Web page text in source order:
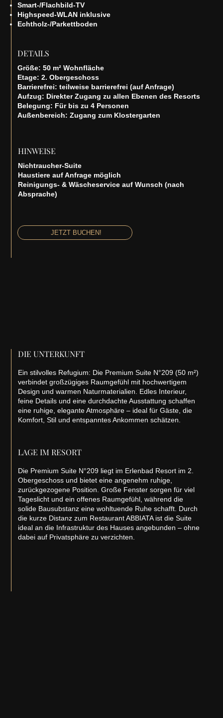
Smart-/Flachbild-TV
Highspeed-WLAN inklusive
Echtholz-/Parkettboden
DETAILS
Größe: 50 m² Wohnfläche
Etage: 2. Obergeschoss
Barrierefrei: teilweise barrierefrei (auf Anfrage)
Aufzug: Direkter Zugang zu allen Ebenen des Resorts
Belegung: Für bis zu 4 Personen
Außenbereich: Zugang zum Klostergarten
HINWEISE
Nichtraucher-Suite
Haustiere auf Anfrage möglich
Reinigungs- & Wäscheservice auf Wunsch (nach
Absprache)
JETZT BUCHEN!
DIE UNTERKUNFT
Ein stilvolles Refugium: Die Premium Suite N°209 (50 m²)
verbindet großzügiges Raumgefühl mit hochwertigem
Design und warmen Naturmaterialien. Edles Interieur,
feine Details und eine durchdachte Ausstattung schaffen
eine ruhige, elegante Atmosphäre – ideal für Gäste, die
Komfort, Stil und entspanntes Ankommen schätzen.
LAGE IM RESORT
Die Premium Suite N°209 liegt im Erlenbad Resort im 2.
Obergeschoss und bietet eine angenehm ruhige,
zurückgezogene Position. Große Fenster sorgen für viel
Tageslicht und ein offenes Raumgefühl, während die
solide Bausubstanz eine wohltuende Ruhe schafft. Durch
die kurze Distanz zum Restaurant ABBIATA ist die Suite
ideal an die Infrastruktur des Hauses angebunden – ohne
dabei auf Privatsphäre zu verzichten.